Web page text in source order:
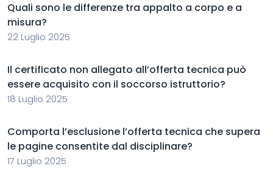
Quali sono le differenze tra appalto a corpo e a
misura?
22 Luglio 2025
Il certificato non allegato all’offerta tecnica può
essere acquisito con il soccorso istruttorio?
18 Luglio 2025
Comporta l’esclusione l’offerta tecnica che supera
le pagine consentite dal disciplinare?
17 Luglio 2025